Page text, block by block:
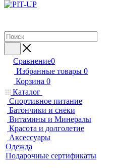
Сравнение0
Избранные товары 0
Корзина 0
Каталог
Спортивное питание
Батончики и снеки
Витамины и Минералы
Красота и долголетие
Аксессуары
Одежда
Подарочные сертификаты